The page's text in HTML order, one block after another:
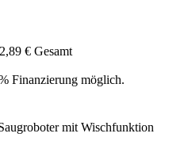
€ Gesamt
Finanzierung möglich.
mit Wischfunktion